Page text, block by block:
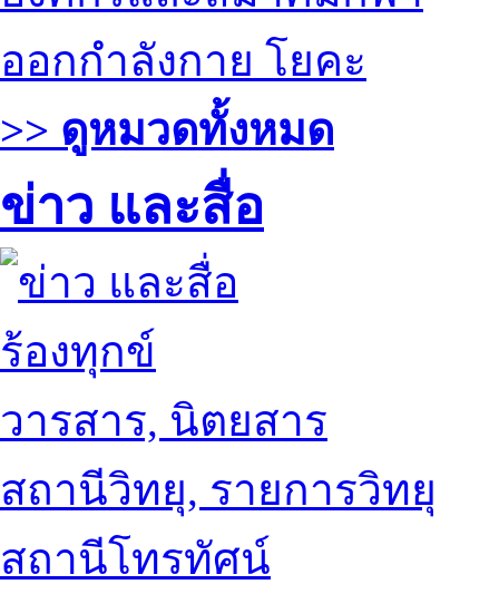
ออกกำลังกาย โยคะ
>> ดูหมวดทั้งหมด
ข่าว และสื่อ
ร้องทุกข์
วารสาร, นิตยสาร
สถานีวิทยุ, รายการวิทยุ
สถานีโทรทัศน์